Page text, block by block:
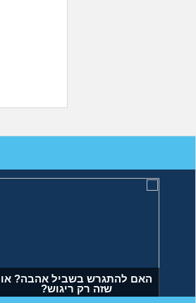
האם להתגרש בשביל אהבה? או
שזה רק ריגוש?